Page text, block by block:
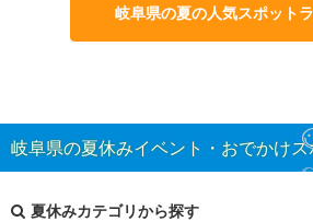
岐阜県の夏の人気スポット
岐阜県の夏休みイベント・おでかけ
夏休みカテゴリから探す